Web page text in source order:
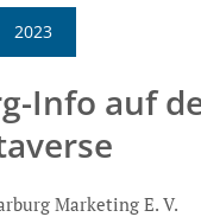
2023
Info auf
Marketing E. V.